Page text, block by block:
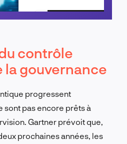
Planifier un appel
contrôle
la gouvernance
progressent
sont pas encore prêts à
Gartner prévoit que,
prochaines années, les